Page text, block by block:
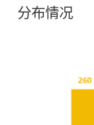
分布情况